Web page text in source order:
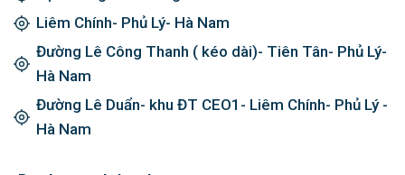
Liêm Chính- Phủ Lý- Hà Nam
Đường Lê Công Thanh ( kéo dài)- Tiên Tân- Phủ Lý-
Hà Nam
Đường Lê Duẩn- khu ĐT CEO1- Liêm Chính- Phủ Lý -
Hà Nam